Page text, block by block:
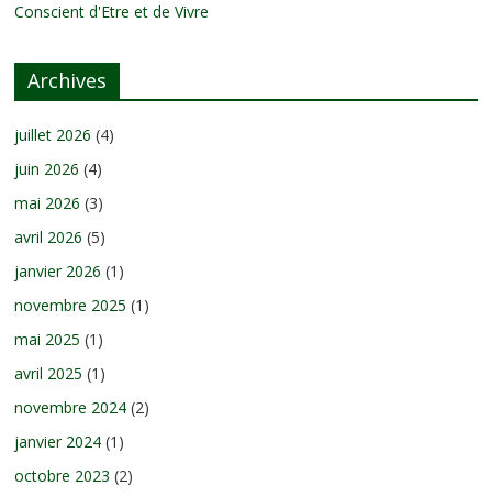
Conscient d'Etre et de Vivre
Archives
juillet 2026 (4)
juin 2026 (4)
mai 2026 (3)
avril 2026 (5)
janvier 2026 (1)
novembre 2025 (1)
mai 2025 (1)
avril 2025 (1)
novembre 2024 (2)
janvier 2024 (1)
octobre 2023 (2)